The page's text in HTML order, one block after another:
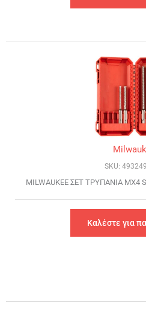
SKU:
MILWAUKEE ΣET ΤΡΥΠΑΝΙΑ
Καλέστε για